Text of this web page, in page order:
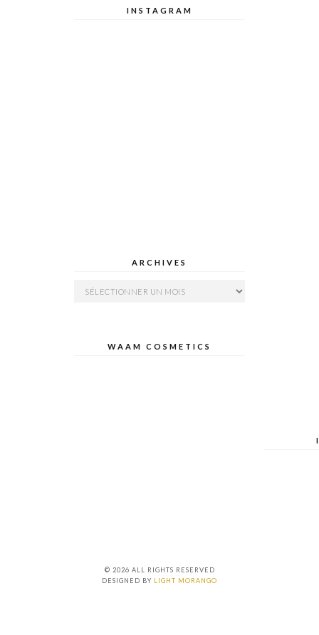
INSTAGRAM
ARCHIVES
Archives
WAAM COSMETICS
© 2026 ALL RIGHTS RESERVED
DESIGNED BY LIGHT MORANGO